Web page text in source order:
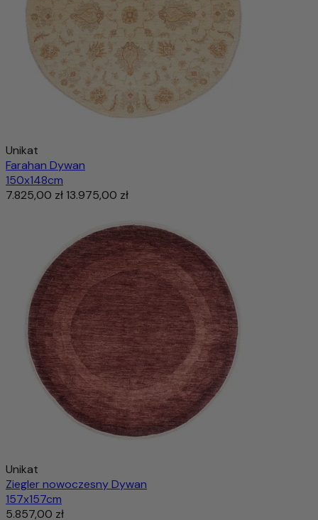
Unikat
Farahan Dywan
150x148cm
7.825,00 zł 13.975,00 zł
Unikat
Ziegler nowoczesny Dywan
157x157cm
5.857,00 zł